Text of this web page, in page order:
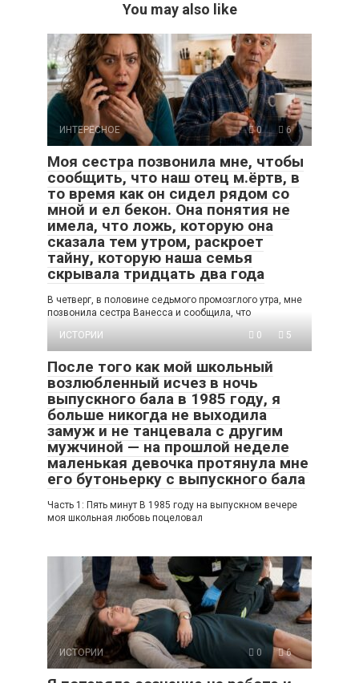
You may also like
ИНТЕРЕСНОЕ 0 6
Моя сестра позвонила мне, чтобы
сообщить, что наш отец м.ёртв, в
то время как он сидел рядом со
мной и ел бекон. Она понятия не
имела, что ложь, которую она
сказала тем утром, раскроет
тайну, которую наша семья
скрывала тридцать два года
В четверг, в половине седьмого промозглого утра, мне
позвонила сестра Ванесса и сообщила, что
ИСТОРИИ
0 5
После того как мой школьный
возлюбленный исчез в ночь
выпускного бала в 1985 году, я
больше никогда не выходила
замуж и не танцевала с другим
мужчиной — на прошлой неделе
маленькая девочка протянула мне
его бутоньерку с выпускного бала
Часть 1: Пять минут В 1985 году на выпускном вечере
моя школьная любовь поцеловал
ИСТОРИИ 0 6